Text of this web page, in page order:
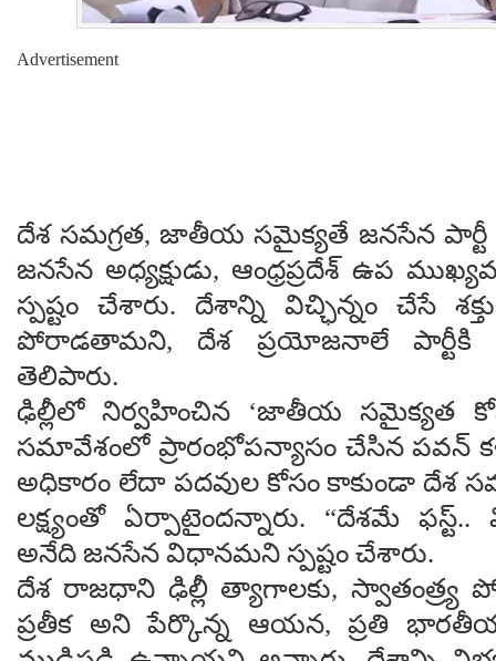
Advertisement
దేశ సమగ్రత, జాతీయ సమైక్యతే జనసేన
జనసేన అధ్యక్షుడు, ఆంధ్రప్రదేశ్ ఉప
స్పష్టం చేశారు. దేశాన్ని విచ్ఛిన్నం చేసే
పోరాడతామని, దేశ ప్రయోజనాలే పార్టీకి
తెలిపారు.
ఢిల్లీలో నిర్వహించిన ‘జాతీయ సమైక్యత
సమావేశంలో ప్రారంభోపన్యాసం చేసిన పవన్
అధికారం లేదా పదవుల కోసం కాకుండా దేశ
లక్ష్యంతో ఏర్పాటైందన్నారు. “దేశమే ఫస్ట్..
అనేది జనసేన విధానమని స్పష్టం చేశారు.
దేశ రాజధాని ఢిల్లీ త్యాగాలకు, స్వాతంత్ర్య
ప్రతీక అని పేర్కొన్న ఆయన, ప్రతి